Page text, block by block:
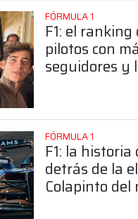
FÓRMULA 1
F1: el ranking
pilotos con
seguidores y
FÓRMULA 1
F1: la
detrás de la
Colapinto